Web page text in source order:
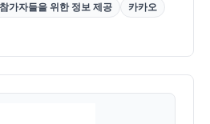
가자들을 위한 정보 제공
카카오